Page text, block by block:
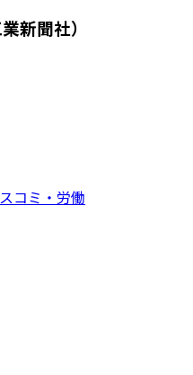
新聞社）
コミ・労働